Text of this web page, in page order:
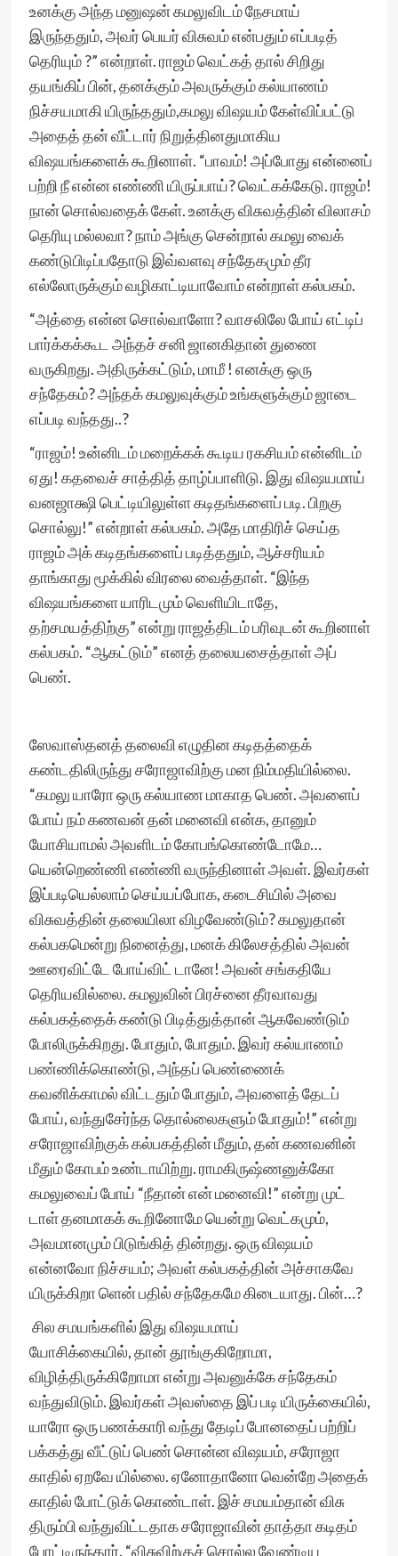
உனக்கு அந்த மனுஷன் கமலுவிடம் நேசமாய்
இருந்ததும், அவர் பெயர் விசுவம் என்பதும் எப்படித்
தெரியும் ?” என்றாள். ராஜம் வெட்கத் தால் சிறிது
தயங்கிப் பின், தனக்கும் அவருக்கும் கல்யாணம்
நிச்சயமாகி யிருந்ததும்,கமலு விஷயம் கேள்விப்பட்டு
அதைத் தன் வீட்டார் நிறுத்தினதுமாகிய
விஷயங்களைக் கூறினாள். “பாவம்! அப்போது என்னைப்
பற்றி நீ என்ன எண்ணி யிருப்பாய்? வெட்கக்கேடு. ராஜம்!
நான் சொல்வதைக் கேள். உனக்கு விசுவத்தின் விலாசம்
தெரியு மல்லவா? நாம் அங்கு சென்றால் கமலு வைக்
கண்டுபிடிப்பதோடு இவ்வளவு சந்தேகமும் தீர
எல்லோருக்கும் வழிகாட்டியாவோம் என்றாள் கல்பகம்.
“அத்தை என்ன சொல்வாளோ? வாசலிலே போய் எட்டிப்
பார்க்கக்கூட அந்தச் சனி ஜானகிதான் துணை
வருகிறது. அதிருக்கட்டும், மாமீ ! எனக்கு ஒரு
சந்தேகம்? அந்தக் கமலுவுக்கும் உங்களுக்கும் ஜாடை
எப்படி வந்தது..?
“ராஜம்! உன்னிடம் மறைக்கக் கூடிய ரகசியம் என்னிடம்
ஏது! கதவைச் சாத்தித் தாழ்ப்பாளிடு. இது விஷயமாய்
வனஜாக்ஷி பெட்டியிலுள்ள கடிதங்களைப் படி. பிறகு
சொல்லு!” என்றாள் கல்பகம். அதே மாதிரிச் செய்த
ராஜம் அக் கடிதங்களைப் படித்ததும், ஆச்சரியம்
தாங்காது மூக்கில் விரலை வைத்தாள். “இந்த
விஷயங்களை யாரிடமும் வெளியிடாதே,
தற்சமயத்திற்கு” என்று ராஜத்திடம் பரிவுடன் கூறினாள்
கல்பகம். “ஆகட்டும்” எனத் தலையசைத்தாள் அப்
பெண்.
ஸேவாஸ்தனத் தலைவி எழுதின கடிதத்தைக்
கண்டதிலிருந்து சரோஜாவிற்கு மன நிம்மதியில்லை.
“கமலு யாரோ ஒரு கல்யாண மாகாத பெண். அவளைப்
போய் நம் கணவன் தன் மனைவி என்க, தானும்
யோசியாமல் அவளிடம் கோபங்கொண்டோமே…
யென்றெண்ணி எண்ணி வருந்தினாள் அவள். இவர்கள்
இப்படியெல்லாம் செய்யப்போக, கடைசியில் அவை
விசுவத்தின் தலையிலா விழவேண்டும்? கமலுதான்
கல்பகமென்று நினைத்து, மனக் கிலேசத்தில் அவன்
ஊரைவிட்டே போய்விட் டானே! அவன் சங்கதியே
தெரியவில்லை. கமலுவின் பிரச்னை தீரவாவது
கல்பகத்தைக் கண்டு பிடித்துத்தான் ஆகவேண்டும்
போலிருக்கிறது. போதும், போதும். இவர் கல்யாணம்
பண்ணிக்கொண்டு, அந்தப் பெண்ணைக்
கவனிக்காமல் விட்டதும் போதும், அவளைத் தேடப்
போய், வந்துசேர்ந்த தொல்லைகளும் போதும்!” என்று
சரோஜாவிற்குக் கல்பகத்தின் மீதும், தன் கணவனின்
மீதும் கோபம் உண்டாயிற்று. ராமகிருஷ்ணனுக்கோ
கமலுவைப் போய் “நீதான் என் மனைவி!” என்று முட்
டாள் தனமாகக் கூறினோமே யென்று வெட்கமும்,
அவமானமும் பிடுங்கித் தின்றது. ஒரு விஷயம்
என்னவோ நிச்சயம்; அவள் கல்பகத்தின் அச்சாகவே
யிருக்கிறா ளென் பதில் சந்தேகமே கிடையாது. பின்…?
சில சமயங்களில் இது விஷயமாய்
யோசிக்கையில், தான் தூங்குகிறோமா,
விழித்திருக்கிறோமா என்று அவனுக்கே சந்தேகம்
வந்துவிடும். இவர்கள் அவஸ்தை இப் படி யிருக்கையில்,
யாரோ ஒரு பணக்காரி வந்து தேடிப் போனதைப் பற்றிப்
பக்கத்து வீட்டுப் பெண் சொன்ன விஷயம், சரோஜா
காதில் ஏறவே யில்லை. ஏனோதானோ வென்றே அதைக்
காதில் போட்டுக் கொண்டாள். இச் சமயம்தான் விசு
திரும்பி வந்துவிட்டதாக சரோஜாவின் தாத்தா கடிதம்
போட்டிருந்தார். “விசுவிற்குச் சொல்ல வேண்டிய